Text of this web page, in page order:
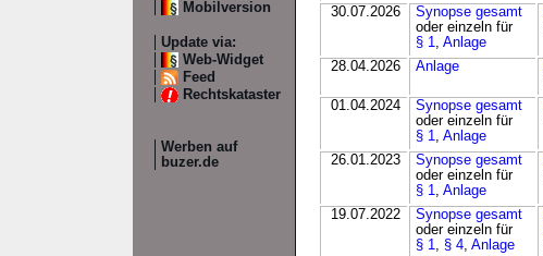
Mobilversion
Update via:
Web-Widget
Feed
Rechtskataster
Werben auf
buzer.de
30.07.2026
Synopse gesamt
oder einzeln für
§ 1, Anlage
28.04.2026 Anlage
01.04.2024
Synopse gesamt
oder einzeln für
§ 1, Anlage
26.01.2023
Synopse gesamt
oder einzeln für
§ 1, Anlage
19.07.2022
Synopse gesamt
oder einzeln für
§ 1, § 4, Anlage